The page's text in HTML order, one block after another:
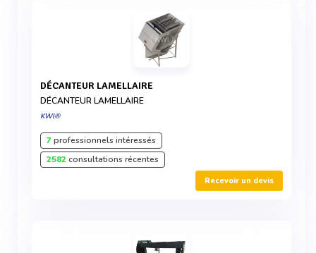
DÉCANTEUR LAMELLAIRE
DÉCANTEUR LAMELLAIRE
KWI®
7professionnels intéressés
2582consultations récentes
Recevoir un devis